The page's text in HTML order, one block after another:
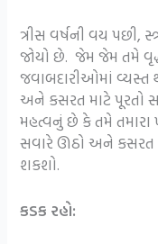
ત્રીસ વર્ષની વય
જોયો છે. જેમ જેમ તમે
જવાબદારીઓમાં
અને કસરત માટે પૂરતો
મહત્વનું છે કે તમે તમારા
સવારે ઊઠો અને કસરત
શકશો.
કડક રહો: